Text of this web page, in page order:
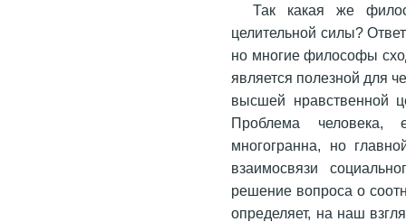
Так какая же
целительной силы?
но многие философы
является полезной для
высшей нравственной
Проблема человека,
многогранна, но
взаимосвязи
решение вопроса о
определяет, на наш